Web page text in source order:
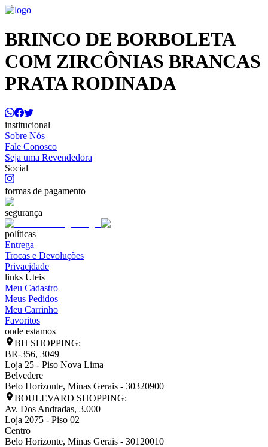
BRINCO DE BORBOLETA
COM ZIRCÔNIAS BRANCAS
PRATA RODINADA
institucional
Sobre Nós
Fale Conosco
Seja uma Revendedora
Social
formas de pagamento
segurança
políticas
Entrega
Trocas e Devoluções
Privacidade
links Úteis
Meu Cadastro
Meus Pedidos
Meu Carrinho
Favoritos
onde estamos
BH SHOPPING:
BR-356, 3049
Loja 25 - Piso Nova Lima
Belvedere
Belo Horizonte, Minas Gerais - 30320900
BOULEVARD SHOPPING:
Av. Dos Andradas, 3.000
Loja 2075 - Piso 02
Centro
Belo Horizonte, Minas Gerais - 30120010